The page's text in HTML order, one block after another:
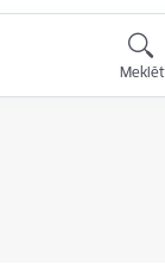
Meklēt